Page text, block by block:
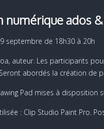
numérique ados
septembre de 18h30 à 20h
auteur. Les participants
abordés la création de
Pad mises à disposition
: Clip Studio Paint Pro.